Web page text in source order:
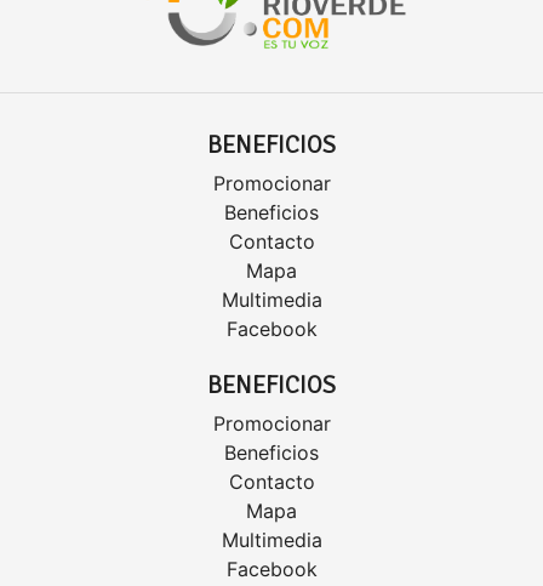
BENEFICIOS
Promocionar
Beneficios
Contacto
Mapa
Multimedia
Facebook
BENEFICIOS
Promocionar
Beneficios
Contacto
Mapa
Multimedia
Facebook